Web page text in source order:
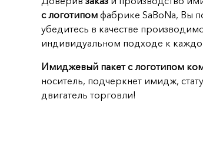
с логотипомфабрике SaBoNa, Вы
убедитесь в качестве
индивидуальном подходе к
Имиджевый пакет с логотипом
носитель, подчеркнет имидж,
двигатель торговли!